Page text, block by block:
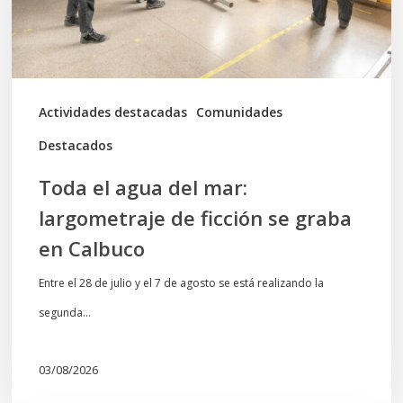
Actividades destacadas Comunidades
Destacados
de
ficción
se
graba
Toda el agua del mar:
largometraje de ficción se graba
en Calbuco
Entre el 28 de julio y el 7 de agosto se está realizando la
segunda…
03/08/2026